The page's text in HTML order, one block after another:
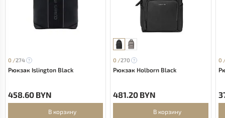
0 /274
Рюкзак Islington Black
458.60 BYN
В корзину
0 /270
Рюкзак Holborn Black
481.20 BYN
В корзину
0